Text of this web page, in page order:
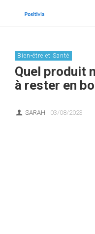
Bien-être et Santé
Quel produit
à rester en
SARAH 03/08/2023